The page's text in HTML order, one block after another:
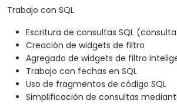
Trabajo con SQL
Escritura de consultas SQL
Creación de widgets de filtro
Agregado de widgets de filtro
Trabajo con fechas en SQL
Uso de fragmentos de código SQL
Simplificación de consultas